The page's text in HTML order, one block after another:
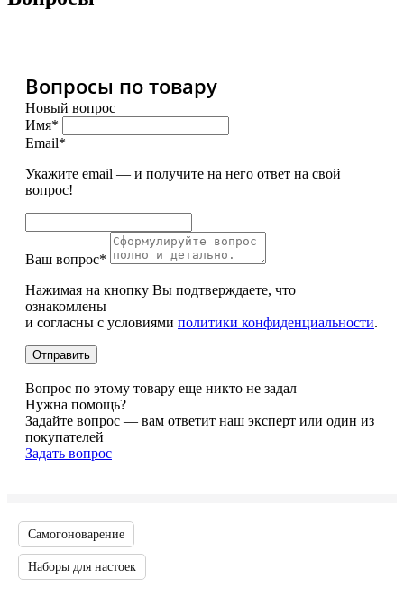
Вопросы по товару
Новый вопрос
Имя*
Email*
Укажите email — и получите на него ответ на свой
вопрос!
Ваш вопрос*
Нажимая на кнопку Вы подтверждаете, что
ознакомлены
и согласны с условиями политики конфиденциальности.
Вопрос по этому товару еще никто не задал
Нужна помощь?
Задайте вопрос — вам ответит наш эксперт или один из
покупателей
Задать вопрос
Самогоноварение
Наборы для настоек